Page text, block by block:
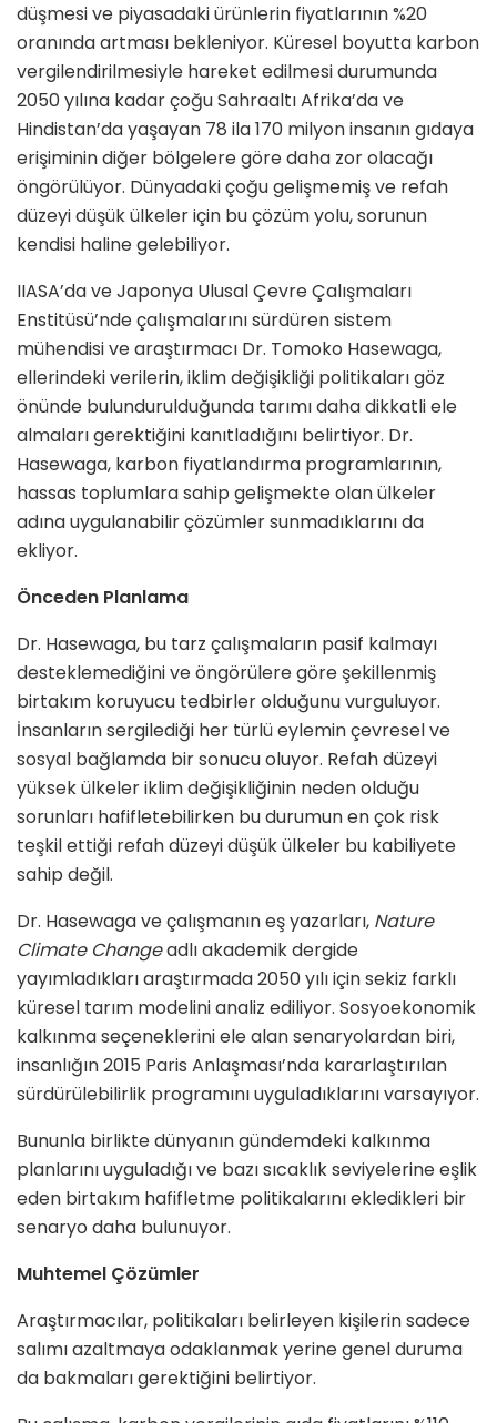
düşmesi ve piyasadaki ürünlerin fiyatlarının %20
oranında artması bekleniyor. Küresel boyutta karbon
vergilendirilmesiyle hareket edilmesi durumunda
2050 yılına kadar çoğu Sahraaltı Afrika’da ve
Hindistan’da yaşayan 78 ila 170 milyon insanın gıdaya
erişiminin diğer bölgelere göre daha zor olacağı
öngörülüyor. Dünyadaki çoğu gelişmemiş ve refah
düzeyi düşük ülkeler için bu çözüm yolu, sorunun
kendisi haline gelebiliyor.
IIASA’da ve Japonya Ulusal Çevre Çalışmaları
Enstitüsü’nde çalışmalarını sürdüren sistem
mühendisi ve araştırmacı Dr. Tomoko Hasewaga,
ellerindeki verilerin, iklim değişikliği politikaları göz
önünde bulundurulduğunda tarımı daha dikkatli ele
almaları gerektiğini kanıtladığını belirtiyor. Dr.
Hasewaga, karbon fiyatlandırma programlarının,
hassas toplumlara sahip gelişmekte olan ülkeler
adına uygulanabilir çözümler sunmadıklarını da
ekliyor.
Önceden Planlama
Dr. Hasewaga, bu tarz çalışmaların pasif kalmayı
desteklemediğini ve öngörülere göre şekillenmiş
birtakım koruyucu tedbirler olduğunu vurguluyor.
İnsanların sergilediği her türlü eylemin çevresel ve
sosyal bağlamda bir sonucu oluyor. Refah düzeyi
yüksek ülkeler iklim değişikliğinin neden olduğu
sorunları hafifletebilirken bu durumun en çok risk
teşkil ettiği refah düzeyi düşük ülkeler bu kabiliyete
sahip değil.
Dr. Hasewaga ve çalışmanın eş yazarları, Nature
Climate Changeadlı akademik dergide
yayımladıkları araştırmada 2050 yılı için sekiz farklı
küresel tarım modelini analiz ediliyor. Sosyoekonomik
kalkınma seçeneklerini ele alan senaryolardan biri,
insanlığın 2015 Paris Anlaşması’nda kararlaştırılan
sürdürülebilirlik programını uyguladıklarını varsayıyor.
Bununla birlikte dünyanın gündemdeki kalkınma
planlarını uyguladığı ve bazı sıcaklık seviyelerine eşlik
eden birtakım hafifletme politikalarını ekledikleri bir
senaryo daha bulunuyor.
Muhtemel Çözümler
Araştırmacılar, politikaları belirleyen kişilerin sadece
salımı azaltmaya odaklanmak yerine genel duruma
da bakmaları gerektiğini belirtiyor.